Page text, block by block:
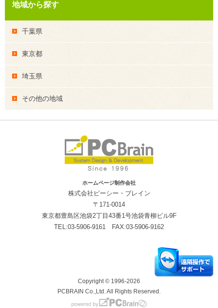
地域から探す
千葉県
東京都
埼玉県
その他の地域
ホームページ制作会社
株式会社ピーシー・ブレイン
〒171-0014
東京都豊島区池袋2丁目43番1号池袋青柳ビル9F
TEL:03-5906-9161 FAX:03-5906-9162
Copyright © 1996-2026
PCBRAIN Co.,Ltd. All Rights Reserved.